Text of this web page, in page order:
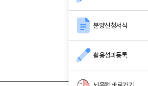
분양신청서식
활용성과등록